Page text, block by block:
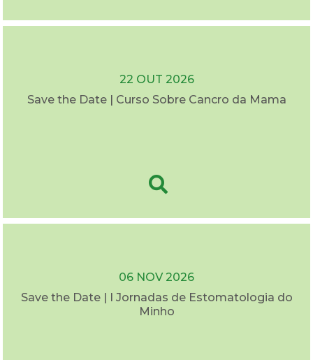
22 OUT 2026
Save the Date | Curso Sobre Cancro da Mama
06 NOV 2026
Save the Date | I Jornadas de Estomatologia do
Minho